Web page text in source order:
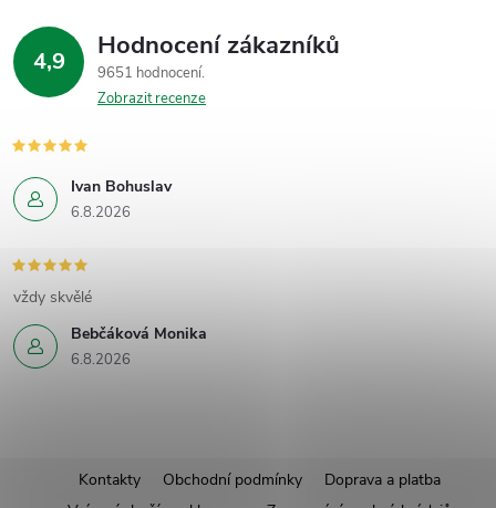
4,9 Hodnocení zákazníků
9651 hodnocení
Zobrazit recenze
Ivan Bohuslav
6.8.2026
Bebčáková Monika
6.8.2026
vždy skvělé
Kontakty Obchodní podmínky
Doprava a platba